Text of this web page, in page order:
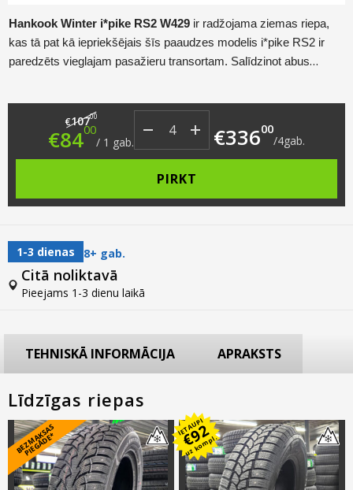
Hankook Winter i*pike RS2 W429 ir radžojama ziemas riepa,
kas tā pat kā iepriekšējais šīs paaudzes modelis i*pike RS2 ir
paredzēts vieglajam pasažieru transortam. Salīdzinot abus
skarbos klimatiskos vai sliktos bezceļu apstākļos!
€10700 Original price was: €107.00.
€8400 Current price is: €84.00.
/ 1 gab. €33600
/4gab.
PIRKT
1-3 dienas 8+ gab.
Citā noliktavā
Pieejams 1-3 dienu laikā
TEHNISKĀ INFORMĀCIJA APRAKSTS
Līdzīgas riepas
B
E
Z
M
A
K
S
A
S
PI
E
G
Ā
D
E
*
IETAUPI
€92
uz kompl.